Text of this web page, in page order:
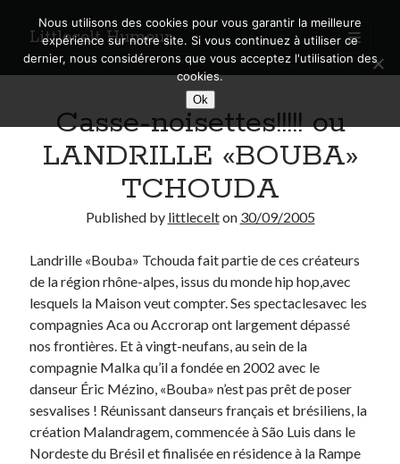
Littlecelt Humeur
open
primary
menu
Sidebar
Search
Municipales 2026 : Lyon, Métropole et Caluire, mon choix pour l’avenir
Explorez les Chemins Enchantés à Vélo : Aventures Familiales près de
Lyon !
Quel Lyonnais es-tu, Renaud Ducher ?
A quand une véritable place pour le vélo à Caluire dans la Métropole de
Comment je vis ma vie sur un vélo
Derniers Commentaires
Casse-noisettes!!!!! ou
LANDRILLE «BOUBA»
TCHOUDA
Published by littlecelton 30/09/2005
Landrille «Bouba» Tchouda fait partie de ces créateurs
de la région rhône-alpes, issus du monde hip hop,avec
lesquels la Maison veut compter. Ses spectaclesavec les
compagnies Aca ou Accrorap ont largement dépassé
nos frontières. Et à vingt-neufans, au sein de la
compagnie Malka qu’il a fondée en 2002 avec le
danseur Éric Mézino, «Bouba» n’est pas prêt de poser
sesvalises ! Réunissant danseurs français et brésiliens, la
création Malandragem, commencée à São Luis dans le
Nordeste du Brésil et finalisée en résidence à la Rampe
Nous utilisons des cookies pour vous garantir la meilleure
expérience sur notre site. Si vous continuez à utiliser ce
dernier, nous considérerons que vous acceptez l'utilisation des
cookies.
Ok